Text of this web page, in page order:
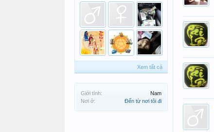
Xem tất cả
Giới tính:
Nam
Nơi ở:
Đến từ nơi tôi đi